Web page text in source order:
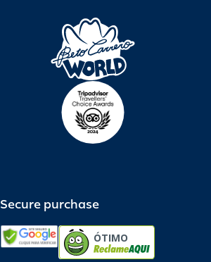
Secure purchase
ÓTIMO